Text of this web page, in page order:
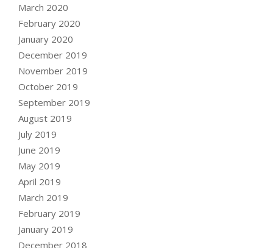
March 2020
February 2020
January 2020
December 2019
November 2019
October 2019
September 2019
August 2019
July 2019
June 2019
May 2019
April 2019
March 2019
February 2019
January 2019
December 2018